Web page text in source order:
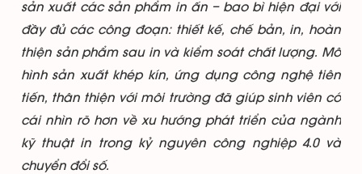
sản xuất các sản phẩm in ấn – bao bì hiện đại với
đầy đủ các công đoạn: thiết kế, chế bản, in, hoàn
thiện sản phẩm sau in và kiểm soát chất lượng. Mô
hình sản xuất khép kín, ứng dụng công nghệ tiên
tiến, thân thiện với môi trường đã giúp sinh viên có
cái nhìn rõ hơn về xu hướng phát triển của ngành
kỹ thuật in trong kỷ nguyên công nghiệp 4.0 và
chuyển đổi số.